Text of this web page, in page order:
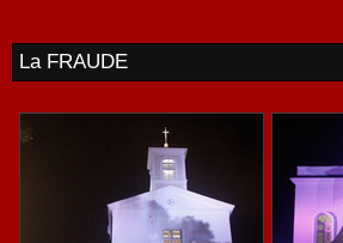
La FRAUDE